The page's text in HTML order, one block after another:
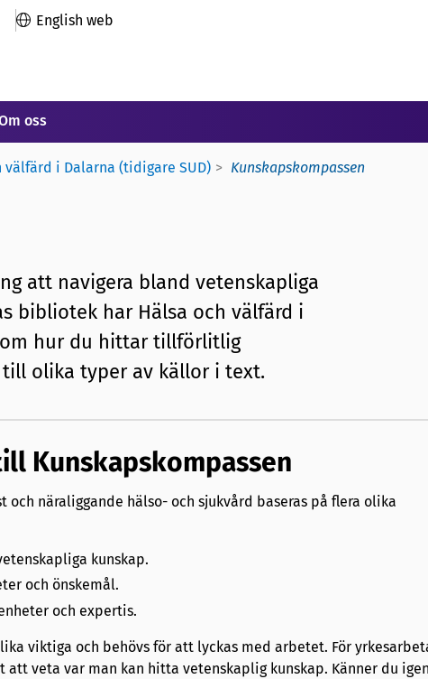
English web
oss
välfärd i Dalarna (tidigare SUD) Kunskapskompassen
att navigera bland vetenskapliga
bibliotek har Hälsa och välfärd i
hur du hittar tillförlitlig
olika typer av källor i text.
Kunskapskompassen
näraliggande hälso- och sjukvård baseras på flera olika
kunskap.
och önskemål.
och expertis.
viktiga och behövs för att lyckas med arbetet. För
att veta var man kan hitta vetenskaplig kunskap. Känner du